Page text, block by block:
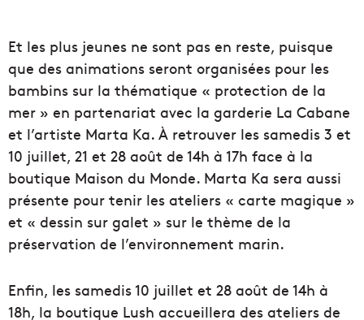
Et les plus jeunes ne sont pas en reste, puisque
que des animations seront organisées pour les
bambins sur la thématique « protection de la
mer » en partenariat avec la garderie La Cabane
et l’artiste Marta Ka. À retrouver les samedis 3 et
10 juillet, 21 et 28 août de 14h à 17h face à la
boutique Maison du Monde. Marta Ka sera aussi
présente pour tenir les ateliers « carte magique »
et « dessin sur galet » sur le thème de la
préservation de l’environnement marin.
Enfin, les samedis 10 juillet et 28 août de 14h à
18h, la boutique Lush accueillera des ateliers de